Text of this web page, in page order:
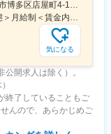
気になる
開求人は除く）。
終了していることもご
んので、あらかじめご